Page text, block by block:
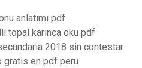
anlatımı pdf
topal karınca oku pdf
2018 sin contestar
gratis en pdf peru